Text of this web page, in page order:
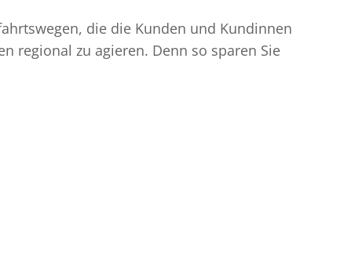
die die Kunden und Kundinnen
regional zu agieren. Denn so sparen Sie